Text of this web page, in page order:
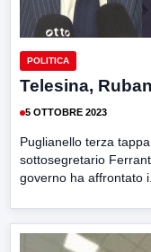
POLITICA
Telesina,
5 OTTOBRE 2023
Puglianello terza
sottosegretario
governo ha affrontato